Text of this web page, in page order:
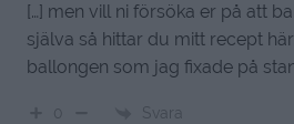
[…] men vill ni försöka er på att
själva så hittar du mitt recept
ballongen som jag fixade på
Svara